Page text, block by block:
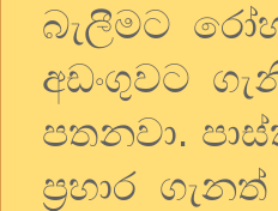
බැලීමට
අඩංගුවට
පතනවා.
ප්‍රහාර